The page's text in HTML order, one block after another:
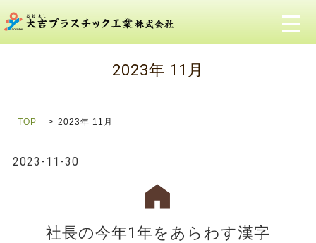
メ
2023年 11月
TOP 2023年 11月
2023-11-30
社長の今年1年をあらわす漢字